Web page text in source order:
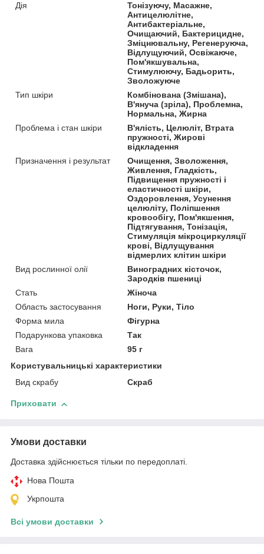
Дія
Тонізуючу, Масажне,
Антицелюлітне,
Антибактеріальне,
Очищаючий, Бактерицидне,
Зміцнювальну, Регенеруюча,
Відлущуючий, Освіжаюче,
Пом'якшувальна,
Стимулюючу, Бадьорить,
Зволожуюче
Тип шкіри
Комбінована (Змішана),
В'януча (зріла), Проблемна,
Нормальна, Жирна
Проблема і стан шкіри
В'ялість, Целюліт, Втрата
пружності, Жирові
відкладення
Призначення і результат
Очищення, Зволоження,
Живлення, Гладкість,
Підвищення пружності і
еластичності шкіри,
Оздоровлення, Усунення
целюліту, Поліпшення
кровообігу, Пом'якшення,
Підтягування, Тонізація,
Стимуляція мікроциркуляції
крові, Відлущування
відмерлих клітин шкіри
Вид рослинної олії
Виноградних кісточок,
Зародків пшениці
Стать
Жіноча
Область застосування
Ноги, Руки, Тіло
Форма мила
Фігурна
Подарункова упаковка
Так
Вага
95 г
Користувальницькі характеристики
Вид скрабу
Скраб
Приховати
Умови доставки
Доставка здійснюється тільки по передоплаті.
Нова Пошта
Укрпошта
Всі умови доставки